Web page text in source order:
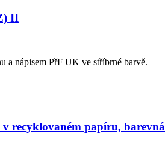
II
a nápisem PřF UK ve stříbrné barvě.
recyklovaném papíru, barevná